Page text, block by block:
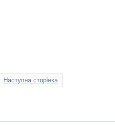
Наступна сторінка